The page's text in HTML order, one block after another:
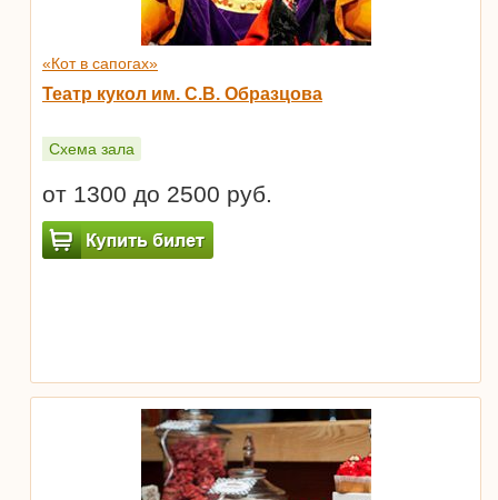
«Кот в сапогах»
Театр кукол им. С.В. Образцова
Схема зала
от 1300 до 2500 руб.